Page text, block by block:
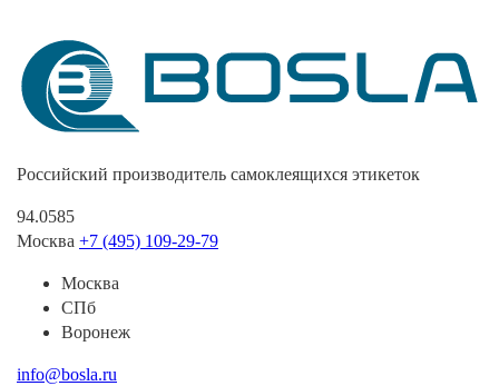
Российский производитель самоклеящихся этикеток
94.0585
Москва +7 (495) 109-29-79
Москва
СПб
Воронеж
info@bosla.ru